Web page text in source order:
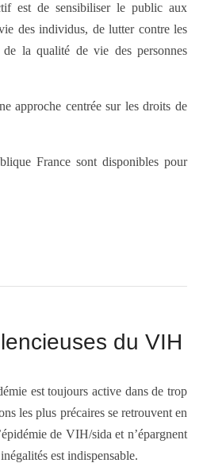
est de sensibiliser le public aux
des individus, de lutter contre les
la qualité de vie des personnes
approche centrée sur les droits de
France sont disponibles pour
du VIH
est toujours active dans de trop
les plus précaires se retrouvent en
de VIH/sida et n’épargnent
est indispensable.